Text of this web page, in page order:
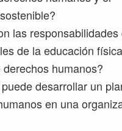
las responsabilidades
de la educación
humanos?
desarrollar un
en una